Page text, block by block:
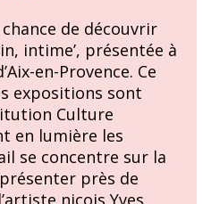
chance de découvrir
intime’, présentée à
en-Provence. Ce
expositions sont
Culture
en lumière les
se concentre sur la
près de
niçois Yves